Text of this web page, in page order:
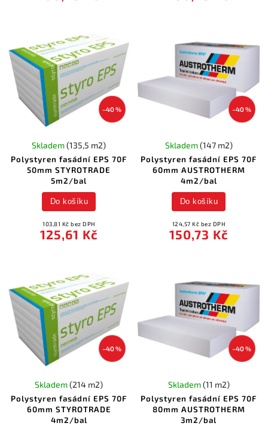
–40 %
Polystyren fasádní EPS 70F
50mm STYROTRADE
5m2/bal
Skladem(135,5 m2)
103,81 Kč bez DPH
125,61 Kč
Do košíku
–40 %
Polystyren fasádní EPS 70F
60mm AUSTROTHERM
4m2/bal
Skladem(147 m2)
124,57 Kč bez DPH
150,73 Kč
Do košíku
–40 %
Polystyren fasádní EPS 70F
60mm STYROTRADE
4m2/bal
Skladem(214 m2)
–40 %
Polystyren fasádní EPS 70F
80mm AUSTROTHERM
3m2/bal
Skladem(11 m2)